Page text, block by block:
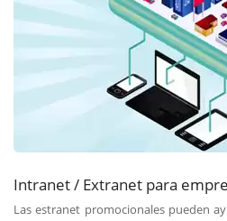
Intranet / Extranet para
Las estranet promocionales pueden